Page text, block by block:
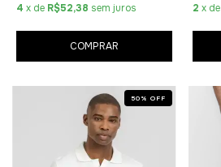
4 x de R$52,38 sem juros
COMPRAR
2 x de
50 % OFF